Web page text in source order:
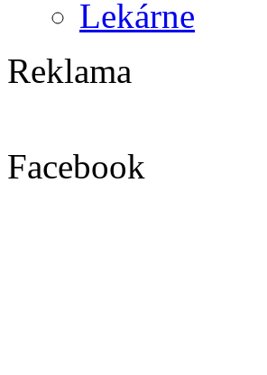
Lekárne
Reklama
Facebook